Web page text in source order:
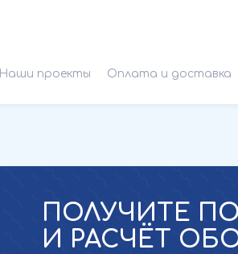
Наши проекты Оплата и доставка
ПОЛУЧИТЕ
И РАСЧЁТ